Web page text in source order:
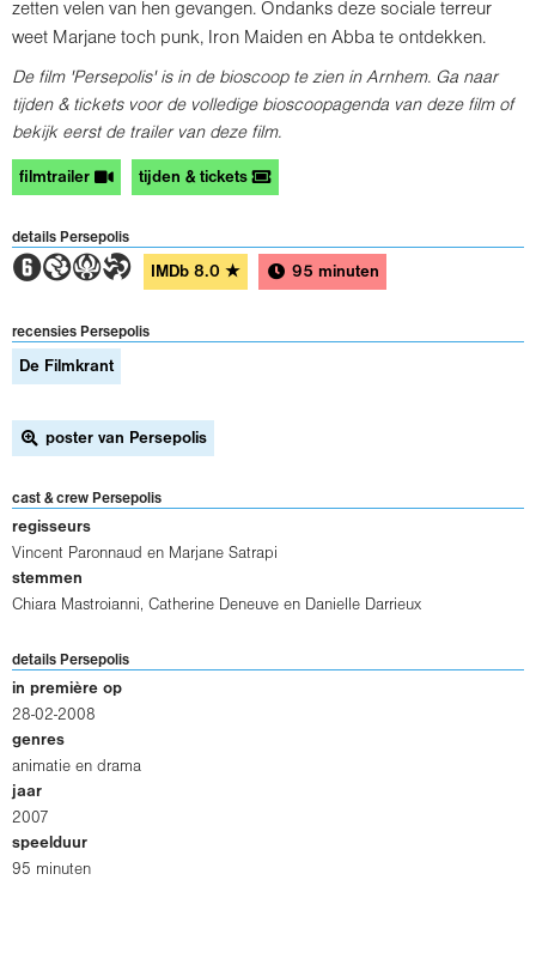
zetten velen van hen gevangen. Ondanks deze sociale terreur
weet Marjane toch punk, Iron Maiden en Abba te ontdekken.
De film 'Persepolis' is in de bioscoop te zien in Arnhem. Ga naar
tijden & tickets voor de volledige bioscoopagenda van deze film of
bekijk eerst de trailer van deze film.
filmtrailer tijden & tickets
details Persepolis
2GAT IMDb 8.0 ★ 95 minuten
recensies Persepolis
De Filmkrant
poster van Persepolis
cast & crew Persepolis
regisseurs
Vincent Paronnaud en Marjane Satrapi
stemmen
Chiara Mastroianni, Catherine Deneuve en Danielle Darrieux
details Persepolis
in première op
28-02-2008
genres
animatie en drama
jaar
2007
speelduur
95 minuten